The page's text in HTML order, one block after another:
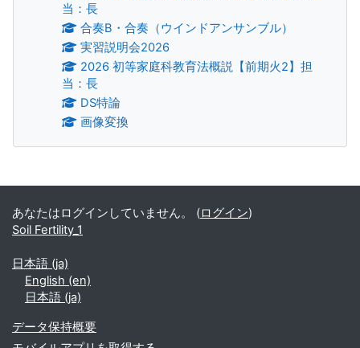
当：長
合奏B・合奏（ウインドアンサンブル）
実習説明会2026
2026 初等家庭科教育法概説【前期火2】担
当：長
DS特論
画像変換
補助ブロック
あなたはログインしていません。 (ログイン)
Soil Fertility_1
日本語 ‎(ja)‎
English ‎(en)‎
日本語 ‎(ja)‎
データ保持概要